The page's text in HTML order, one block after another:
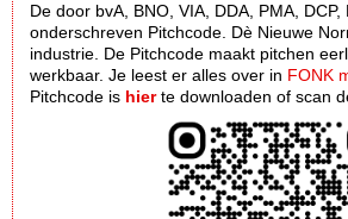
De door bvA, BNO, VIA, DDA, PMA, DCP,
onderschreven Pitchcode. Dè Nieuwe
industrie. De Pitchcode maakt pitchen
werkbaar. Je leest er alles over in FONK
Pitchcode is hierte downloaden of scan